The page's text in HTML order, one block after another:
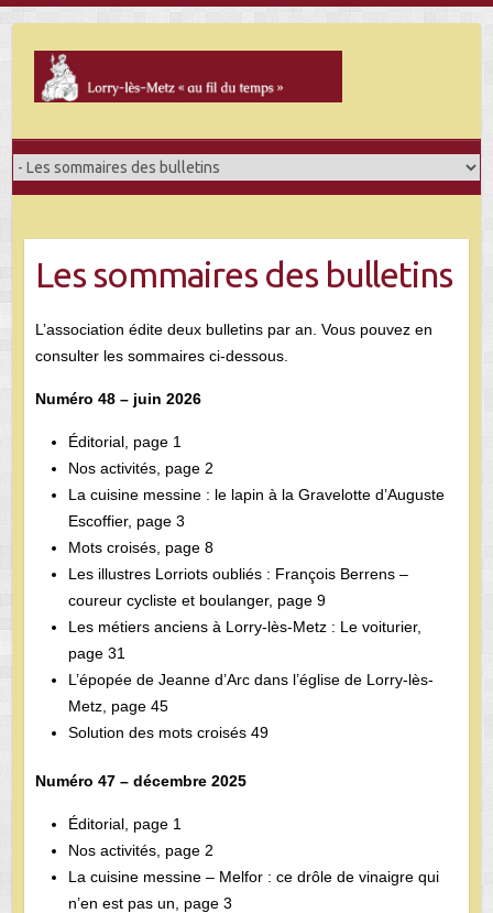
content
Les sommaires des bulletins
L’association édite deux bulletins par an. Vous pouvez en
consulter les sommaires ci-dessous.
Numéro 48 – juin 2026
Éditorial, page 1
Nos activités, page 2
La cuisine messine : le lapin à la Gravelotte d’Auguste
Escoffier, page 3
Mots croisés, page 8
Les illustres Lorriots oubliés : François Berrens –
coureur cycliste et boulanger, page 9
Les métiers anciens à Lorry-­lès-­Metz : Le voiturier,
page 31
L’épopée de Jeanne d’Arc dans l’église de Lorry-lès-
Metz, page 45
Solution des mots croisés 49
Numéro 47 – décembre 2025
Éditorial, page 1
Nos activités, page 2
La cuisine messine – Melfor : ce drôle de vinaigre qui
n’en est pas un, page 3